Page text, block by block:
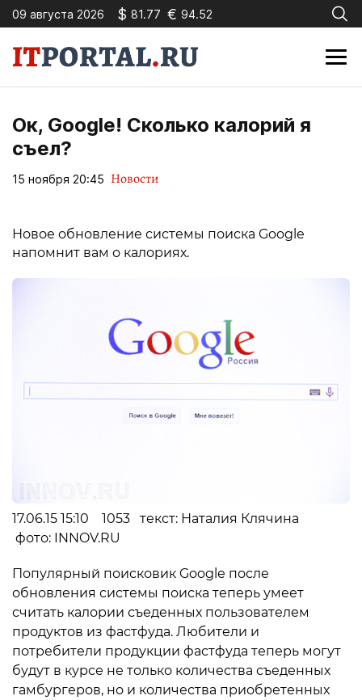
09 августа 2026 $ 81.77 € 94.52
Ок, Google! Сколько калорий я
съел?
15 ноября 20:45 Новости
Новое обновление системы поиска Google
напомнит вам о калориях.
17.06.15 15:10 1053 текст: Наталия Клячина
фото: INNOV.RU
Популярный поисковик Google после
обновления системы поиска теперь умеет
считать калории съеденных пользователем
продуктов из фастфуда. Любители и
потребители продукции фастфуда теперь могут
будут в курсе не только количества съеденных
гамбургеров, но и количества приобретенных